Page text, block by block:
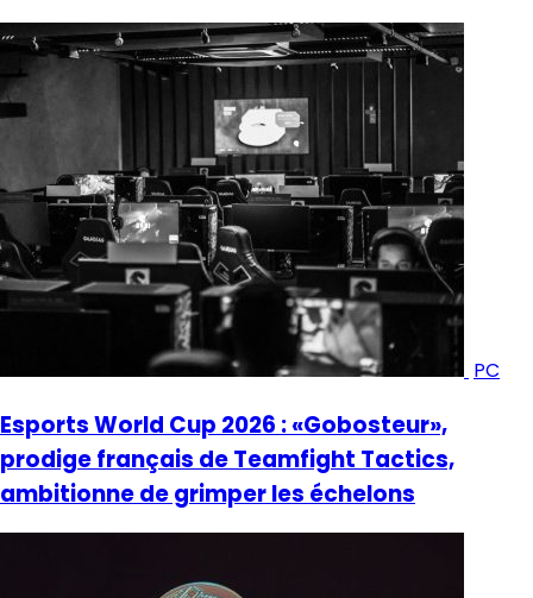
PC
Esports World Cup 2026 : «Gobosteur»,
prodige français de Teamfight Tactics,
ambitionne de grimper les échelons